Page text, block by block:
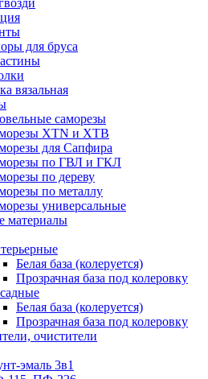
для бруса
вязальная
саморезы
XTN и ХTB
для Сапфира
по ГВЛ и ГКЛ
по дереву
по металлу
универсальные
материалы
Белая база (колеруется)
Прозрачная база под колеровку
Белая база (колеруется)
Прозрачная база под колеровку
очистители
эмаль 3в1